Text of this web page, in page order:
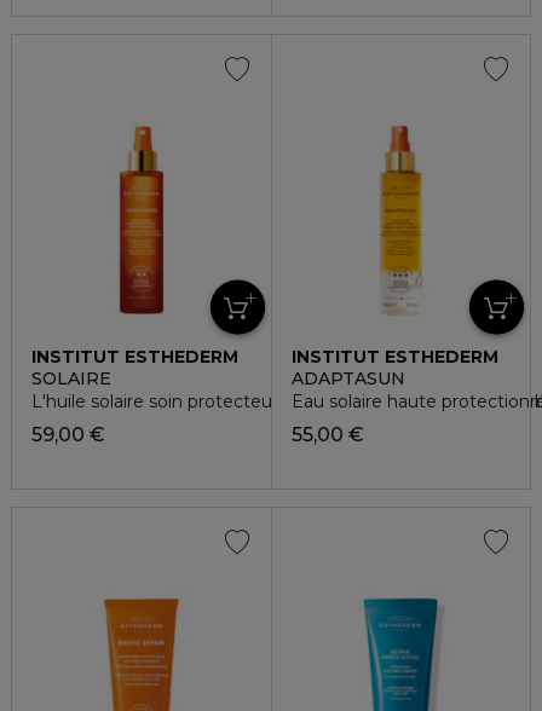
INSTITUT ESTHEDERM
SOLAIRE
L'huile solaire soin protecteur corps et cheveux soleil
59,00 €
INSTITUT ESTHEDERM
ADAPTASUN
Eau solaire haute protection
55,00 €